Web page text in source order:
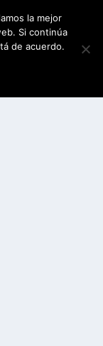
la mejor
Si continúa
de acuerdo.